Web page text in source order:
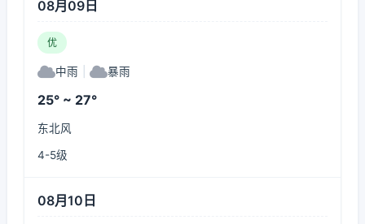
08月09日
优
中雨 暴雨
25° ~ 27°
东北风
4-5级
08月10日